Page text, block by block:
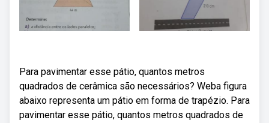
Para pavimentar esse pátio, quantos metros
quadrados de cerâmica são necessários? Weba figura
abaixo representa um pátio em forma de trapézio. Para
pavimentar esse pátio, quantos metros quadrados de